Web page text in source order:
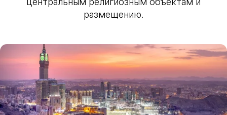
размещению.